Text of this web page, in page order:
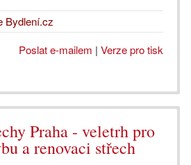
Bydlení.cz
Poslat e-mailem | Verze pro tisk
Praha - veletrh pro
a renovaci střech